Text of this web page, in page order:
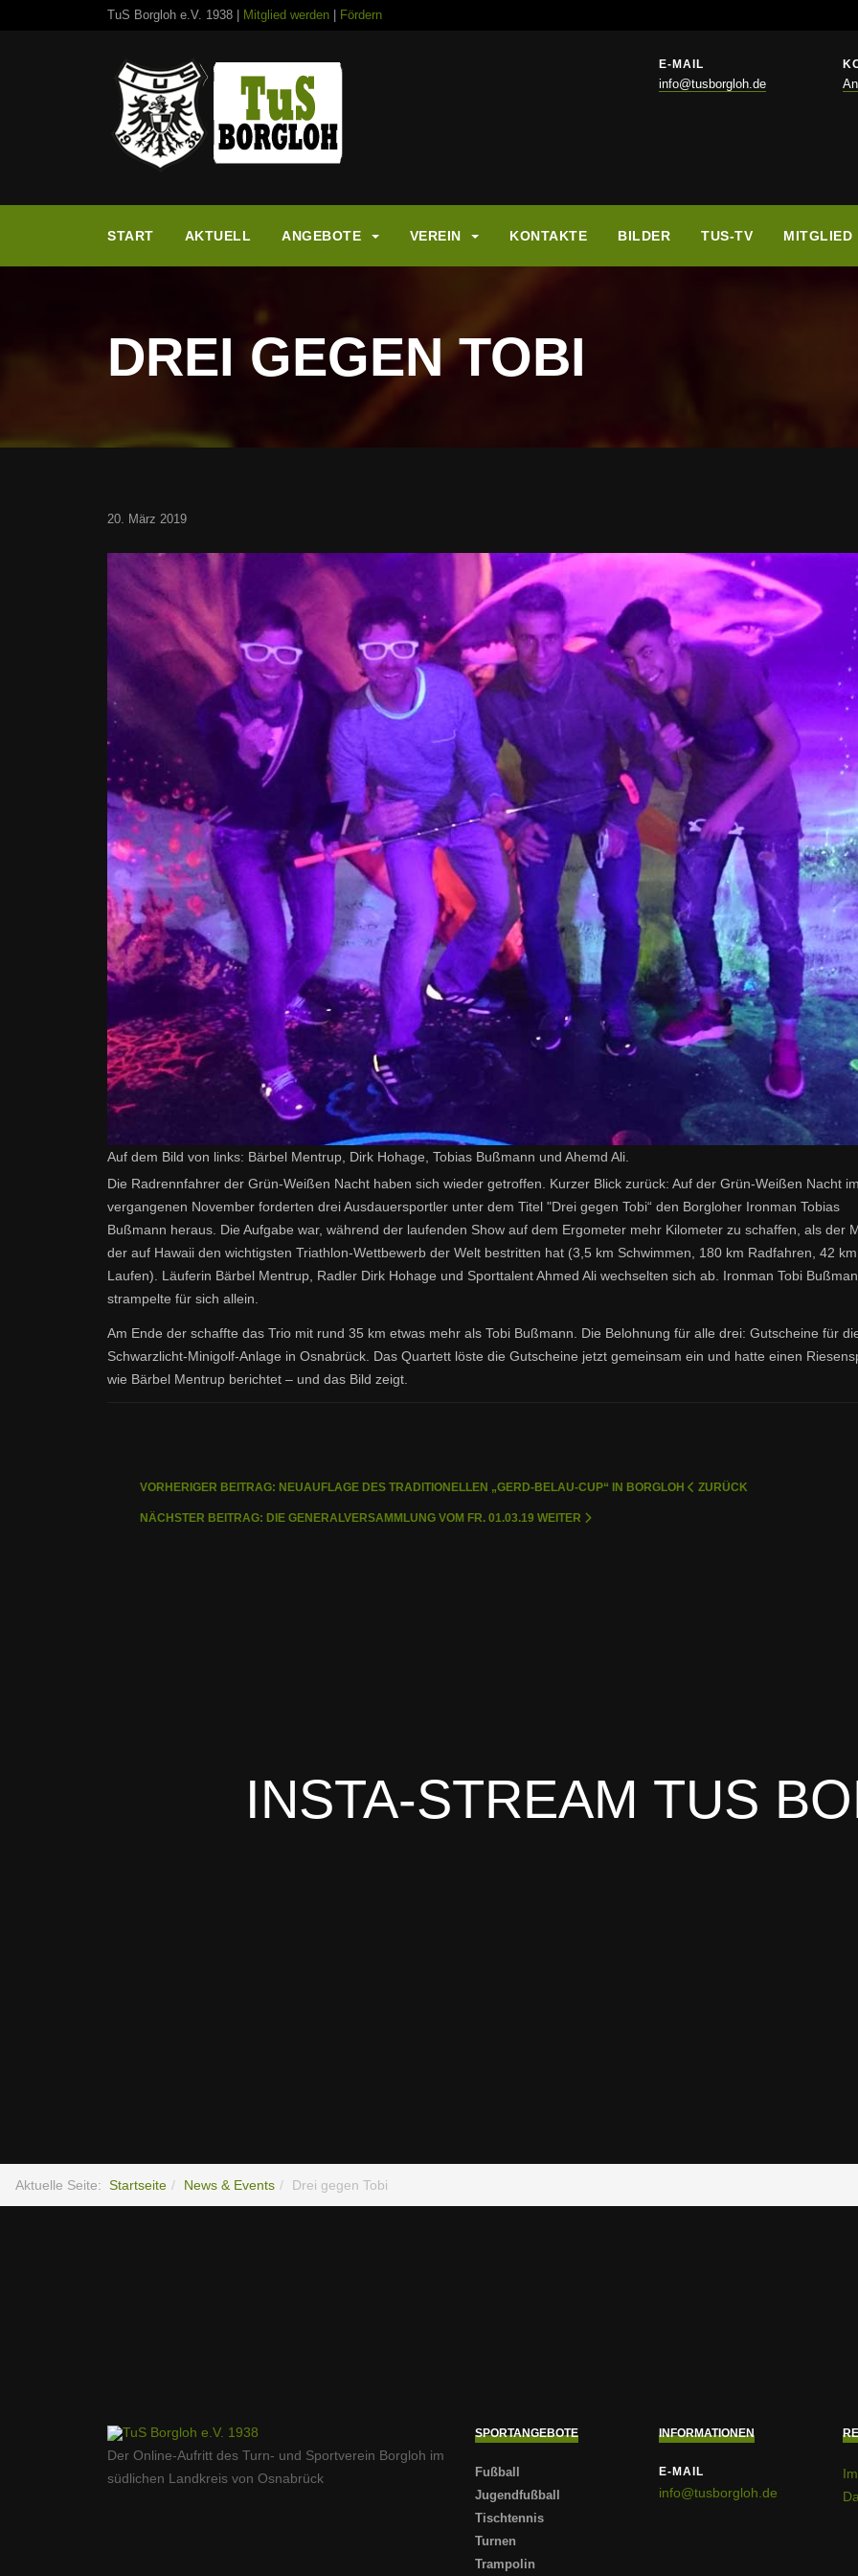
TuS Borgloh e.V. 1938 | Mitglied werden Fördern
E-MAIL
info@tusborgloh.de
START AKTUELL ANGEBOTE VEREIN KONTAKTE BILDER TUS-TV MITGLIED
DREI GEGEN TOBI
20. März 2019
Auf dem Bild von links: Bärbel Mentrup, Dirk Hohage, Tobias Bußmann und Ahemd Ali.
Die Radrennfahrer der Grün-Weißen Nacht haben sich wieder getroffen. Kurzer Blick zurück: Auf der Grün-Weißen Nacht im
vergangenen November forderten drei Ausdauersportler unter dem Titel "Drei gegen Tobi“ den Borgloher Ironman Tobias
Bußmann heraus. Die Aufgabe war, während der laufenden Show auf dem Ergometer mehr Kilometer zu schaffen, als der
der auf Hawaii den wichtigsten Triathlon-Wettbewerb der Welt bestritten hat (3,5 km Schwimmen, 180 km Radfahren, 42 km
Laufen). Läuferin Bärbel Mentrup, Radler Dirk Hohage und Sporttalent Ahmed Ali wechselten sich ab. Ironman Tobi
strampelte für sich allein.
Am Ende der schaffte das Trio mit rund 35 km etwas mehr als Tobi Bußmann. Die Belohnung für alle drei: Gutscheine für
Schwarzlicht-Minigolf-Anlage in Osnabrück. Das Quartett löste die Gutscheine jetzt gemeinsam ein und hatte einen
wie Bärbel Mentrup berichtet – und das Bild zeigt.
VORHERIGER BEITRAG: NEUAUFLAGE DES TRADITIONELLEN „GERD-BELAU-CUP“ IN BORGLOH ZURÜCK
NÄCHSTER BEITRAG: DIE GENERALVERSAMMLUNG VOM FR. 01.03.19 WEITER
INSTA-STREAM TUS
Aktuelle Seite: Startseite News & Events Drei gegen Tobi
SPORTANGEBOTE
Fußball
Jugendfußball
Tischtennis
Turnen
Trampolin
INFORMATIONEN
E-MAIL
info@tusborgloh.de
Der Online-Aufritt des Turn- und Sportverein Borgloh im
südlichen Landkreis von Osnabrück